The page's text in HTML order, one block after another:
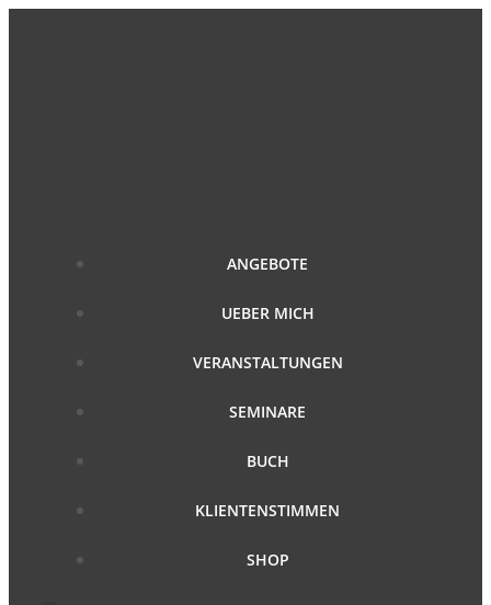
ANGEBOTE
UEBER MICH
VERANSTALTUNGEN
SEMINARE
BUCH
KLIENTENSTIMMEN
SHOP